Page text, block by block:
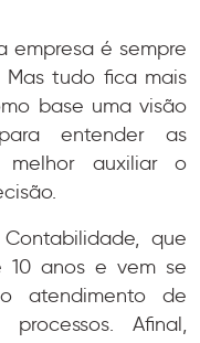
empresa é sempre
Mas tudo fica mais
base uma visão
entender as
auxiliar o
que
anos e vem se
atendimento de
Afinal,